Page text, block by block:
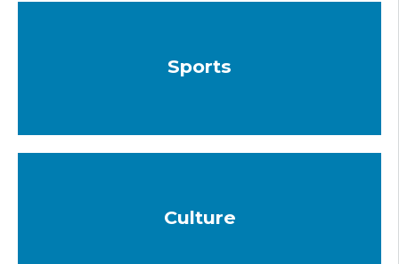
Sports
Culture